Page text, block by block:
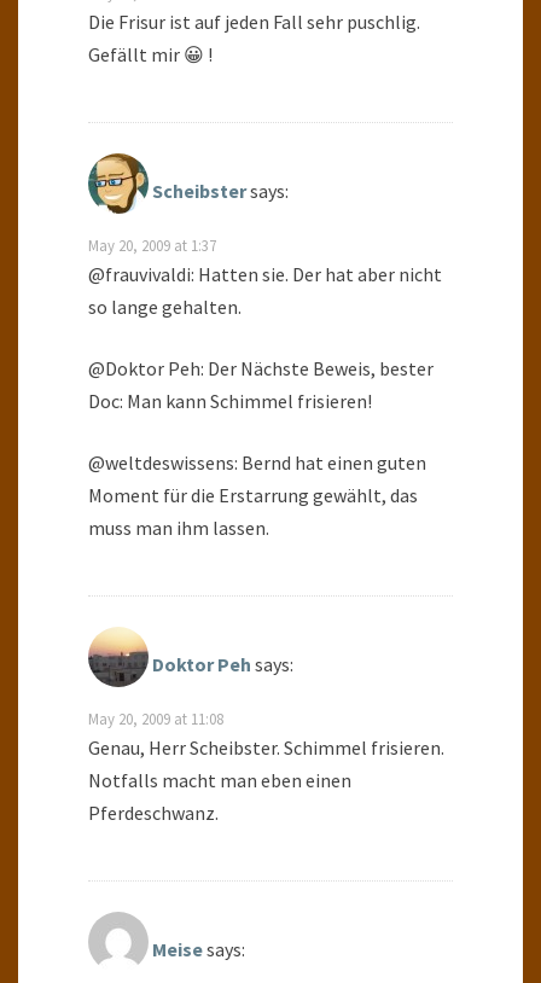
Die Frisur ist auf jeden Fall sehr puschlig.
Gefällt mir 😀 !
Scheibstersays:
May 20, 2009 at 1:37
@frauvivaldi: Hatten sie. Der hat aber nicht
so lange gehalten.
@Doktor Peh: Der Nächste Beweis, bester
Doc: Man kann Schimmel frisieren!
@weltdeswissens: Bernd hat einen guten
Moment für die Erstarrung gewählt, das
muss man ihm lassen.
Doktor Peh says:
May 20, 2009 at 11:08
Genau, Herr Scheibster. Schimmel frisieren.
Notfalls macht man eben einen
Pferdeschwanz.
Meisesays: